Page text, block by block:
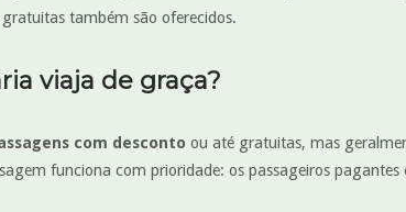
também são oferecidos.
viaja de graça?
com desconto ou até gratuitas, mas
funciona com prioridade: os passageiros